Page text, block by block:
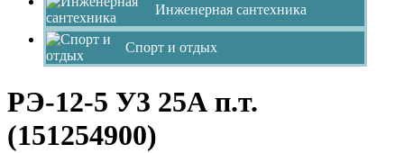
Инженерная сантехника
Спорт и отдых
РЭ-12-5 У3 25А п.т.
(151254900)